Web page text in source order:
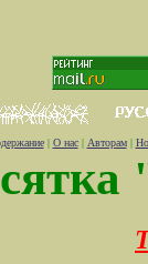
| О нас| Авторам|